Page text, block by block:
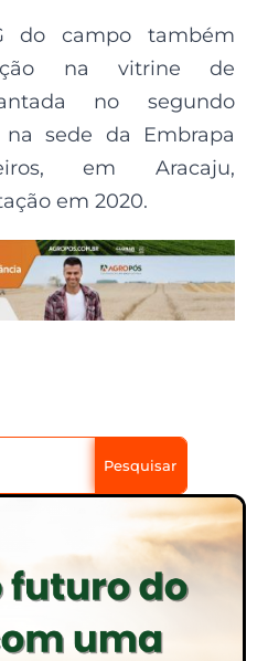
do campo também
na vitrine de
no segundo
sede da Embrapa
em Aracaju,
em 2020.
Pesquisar